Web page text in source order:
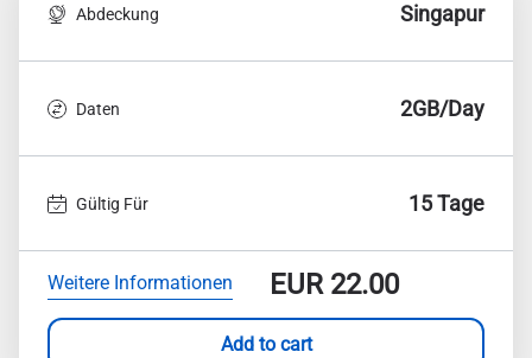
Abdeckung Singapur
Daten 2GB/Day
Gültig Für 15 Tage
Weitere Informationen EUR22.00
Add to cart